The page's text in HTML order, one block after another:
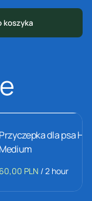
Przyczepka dla psa
Medium
/